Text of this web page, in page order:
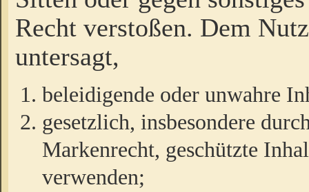
Recht verstoßen. Dem
untersagt,
beleidigende oder unwahre
gesetzlich, insbesondere
Markenrecht, geschützte
verwenden;